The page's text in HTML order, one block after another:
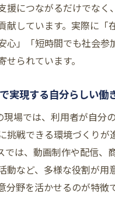
援につながるだけでなく
献しています。実際に「
心」「短時間でも社会参
せられています。
実現する自分らしい働
場では、利用者が自分
挑戦できる環境づくりが
では、動画制作や配信、
動など、多様な役割が用
分野を活かせるのが特徴